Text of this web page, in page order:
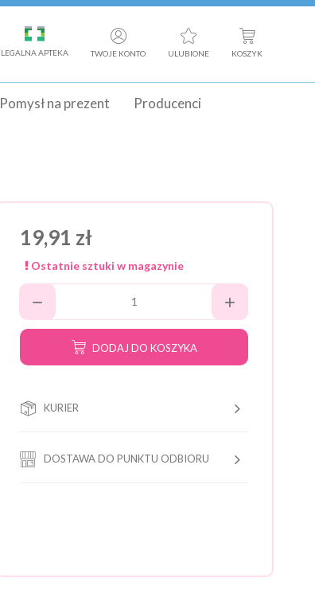
TWOJE KONTO
LEGALNA APTEKA ULUBIONE KOSZYK
Pomysł na prezent Producenci
19,91 zł
Ostatnie sztuki w magazynie
DODAJ DO KOSZYKA
KURIER
DOSTAWA DO PUNKTU ODBIORU